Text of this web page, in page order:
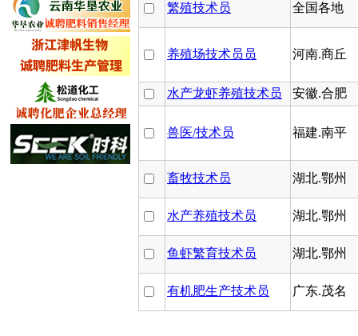
繁殖技术员 全国各地
养殖场技术员员 河南.商丘
水产龙虾养殖技术员 安徽.合肥
兽医/技术员 福建.南平
畜牧技术员 湖北.鄂州
水产养殖技术员 湖北.鄂州
鱼虾繁育技术员 湖北.鄂州
有机肥生产技术员 广东.茂名